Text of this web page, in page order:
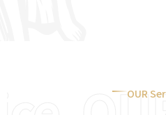
OUR